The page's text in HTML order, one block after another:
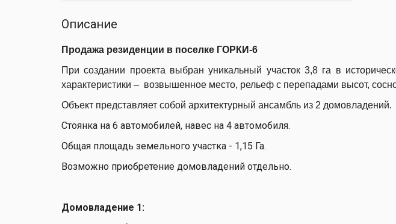
Описание
Продажа резиденции в поселке ГОРКИ-6
П ри создании проекта выбран уникальный участок 3,8 га в
характеристики – возвышенное место, рельеф с перепадами высот,
Объект представляет собой архитектурный ансамбль из 2 домовладений.
Стоянка на 6 автомобилей, навес на 4 автомобиля.
Общая площадь земельного участка - 1,15 Га.
Возможно приобретение домовладений отдельно.
Домовладение 1: